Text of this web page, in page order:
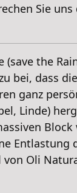
Sie
the
bei, dass
ganz
Linde)
von Oli